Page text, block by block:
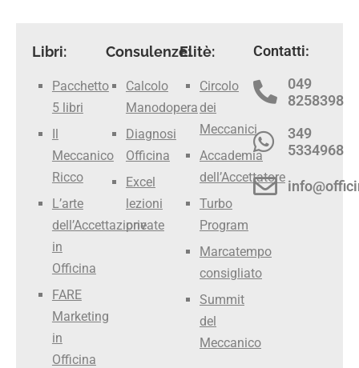
Libri:
Pacchetto
5 libri
Il
Meccanico
Ricco
L’arte
dell’Accettazione
in
Officina
FARE
Marketing
in
Officina
Consulenze:
Calcolo
Manodopera
Diagnosi
Officina
Excel
lezioni
private
Elitè:
Circolo
dei
Meccanici
Accademia
dell’Accettatore
Turbo
Program
Marcatempo
consigliato
Summit
del
Meccanico
Contatti:
049
8258398
349
5334968